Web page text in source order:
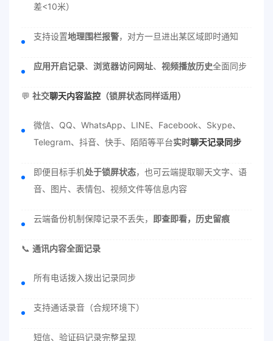
差<10米）
支持设置地理围栏报警，对方一旦进出某区域即时通知
应用开启记录、 浏览器访问网址、 视频播放历史全面同步
💬 社交聊天内容监控 （锁屏状态同样适用）
微信、QQ、WhatsApp、LINE、Facebook、Skype、
Telegram、抖音、快手、陌陌等平台实时聊天记录同步
即便目标手机处于锁屏状态，也可云端提取聊天文字、语
音、图片、表情包、视频文件等信息内容
云端备份机制保障记录不丢失， 即查即看，历史留痕
📞 通讯内容全面记录
所有电话拨入拨出记录同步
支持通话录音（合规环境下）
短信、验证码记录完整呈现